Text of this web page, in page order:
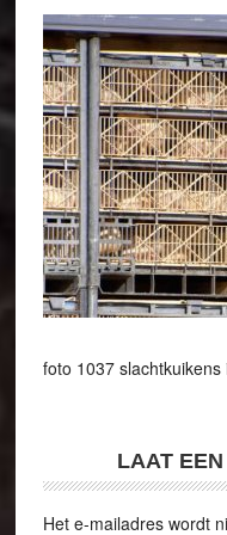
foto 1037 slachtkuikens
LAAT
Het e-mailadres wordt